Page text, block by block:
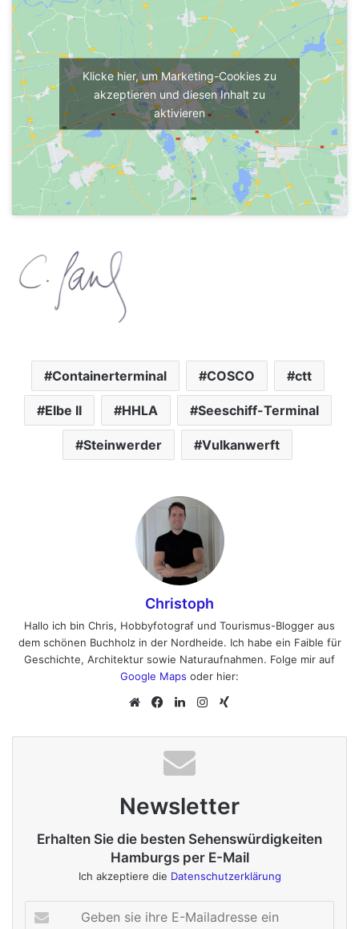
Klicke hier, um Marketing-Cookies zu
akzeptieren und diesen Inhalt zu
aktivieren
Containerterminal COSCO ctt
Elbe II HHLA Seeschiff-Terminal
Steinwerder Vulkanwerft
Christoph
Hallo ich bin Chris, Hobbyfotograf und Tourismus-Blogger aus
dem schönen Buchholz in der Nordheide. Ich habe ein Faible für
Geschichte, Architektur sowie Naturaufnahmen. Folge mir auf
Google Maps oder hier:
We
eit
Fa
bo
ok
Lin
dIn
Ins
ra
Newsletter
Erhalten Sie die besten Sehenswürdigkeiten
Hamburgs per E-Mail
Ich akzeptiere die Datenschutzerklärung